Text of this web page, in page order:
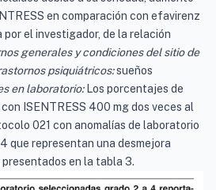
en comparación con efavirenz
el investigador, de la relación
generales y condiciones del sitio de
psiquiátricos:sueños
en laboratorio: Los porcentajes de
ISENTRESS 400 mg dos veces al
021 con anomalías de laboratorio
que representan una desmejora
en la tabla 3.